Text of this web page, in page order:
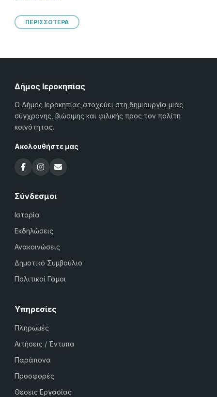
ΠΕΡΙΣΣΟΤΕΡΑ
Δήμος Ιεροκηπίας
Ο Δήμος Ιεροκηπίας στοχεύει στη δημιουργία μιας
σύγχρονης, βιώσιμης και φιλικής προς τον πολίτη
κοινότητας.
Ακολουθήστε μας
Σύνδεσμοι
Ιστορία
Εκδηλώσεις
Ανακοινώσεις
Δημοτικό Συμβούλιο
Πολιτικοί Γάμοι
Υπηρεσίες
Πληρωμές
Αιτήσεις / Έντυπα
Παράπονα
Προσφορές
Θέσεις Εργασίας